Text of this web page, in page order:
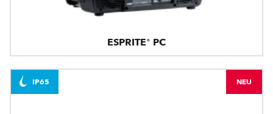
ESPRITE® PC
IP65 NEU